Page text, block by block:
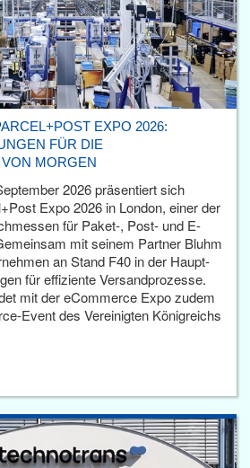
EXPO 2026:
FÜR DIE
MORGEN
2026 präsentiert sich
Expo 2026 in London, einer der
für Paket-, Post- und E-
mit seinem Partner Bluhm
an Stand F40 in der Haupt­
für effiziente Versandprozesse.
mit der eCommerce Expo zudem
Event des Vereinigten Königreichs